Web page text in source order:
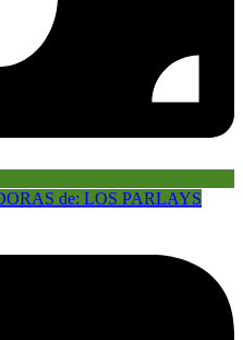
de: LOS PARLAYS